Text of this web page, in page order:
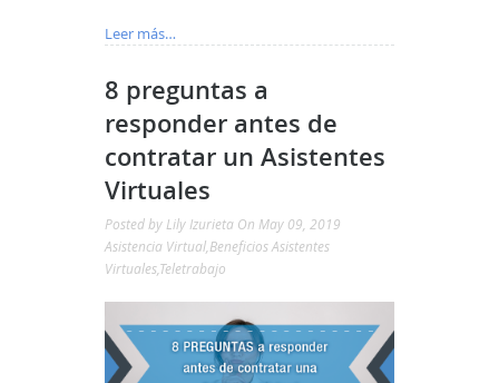
Leer más…
8 preguntas a
responder antes de
contratar un Asistentes
Virtuales
Posted by Lily Izurieta On May 09, 2019
Asistencia Virtual Beneficios Asistentes
VirtualesTeletrabajo